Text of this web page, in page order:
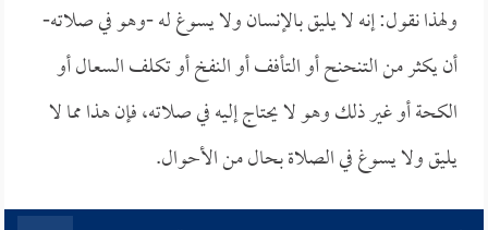
ولهذا نقول: إنه لا يليق بالإنسان ولا يسوغ له -وهو في صلاته-
أن يكثر من التنحنح أو التأفف أو النفخ أو تكلف السعال أو
الكحة أو غير ذلك وهو لا يحتاج إليه في صلاته، فإن هذا مما لا
يليق ولا يسوغ في الصلاة بحال من الأحوال.